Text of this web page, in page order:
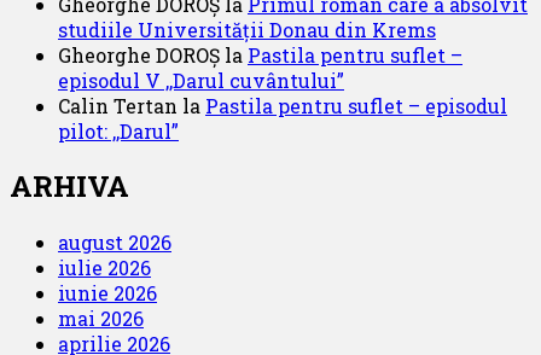
studiile Universității Donau din Krems
Gheorghe DOROȘ la Pastila pentru suflet –
episodul V ,,Darul cuvântului”
Calin Tertan la Pastila pentru suflet – episodul
pilot: ,,Darul”
ARHIVA
august 2026
iulie 2026
iunie 2026
mai 2026
aprilie 2026